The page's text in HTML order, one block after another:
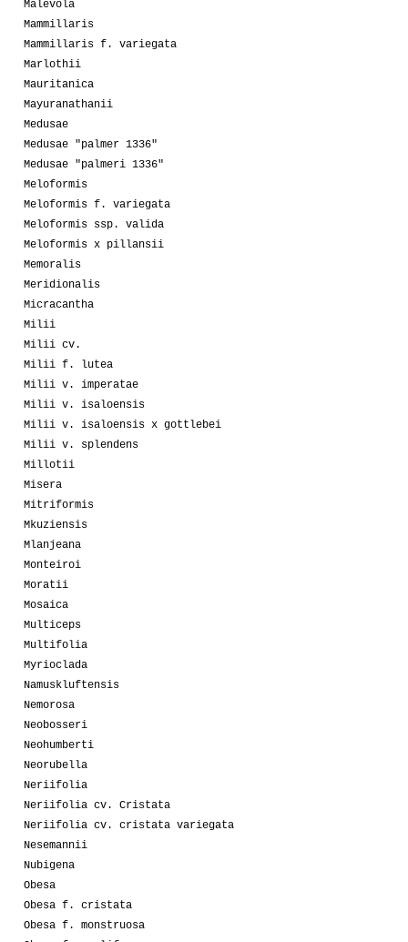
Malevola
Mammillaris
Mammillaris f. variegata
Marlothii
Mauritanica
Mayuranathanii
Medusae
Medusae "palmer 1336"
Medusae "palmeri 1336"
Meloformis
Meloformis f. variegata
Meloformis ssp. valida
Meloformis x pillansii
Memoralis
Meridionalis
Micracantha
Milii
Milii cv.
Milii f. lutea
Milii v. imperatae
Milii v. isaloensis
Milii v. isaloensis x gottlebei
Milii v. splendens
Millotii
Misera
Mitriformis
Mkuziensis
Mlanjeana
Monteiroi
Moratii
Mosaica
Multiceps
Multifolia
Myrioclada
Namuskluftensis
Nemorosa
Neobosseri
Neohumberti
Neorubella
Neriifolia
Neriifolia cv. Cristata
Neriifolia cv. cristata variegata
Nesemannii
Nubigena
Obesa
Obesa f. cristata
Obesa f. monstruosa